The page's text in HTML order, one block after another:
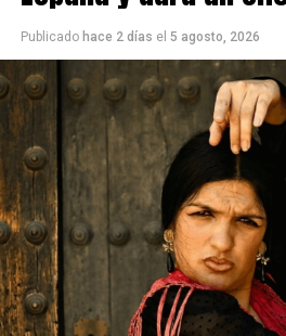
Publicado hace 2 días el 5 agosto, 2026